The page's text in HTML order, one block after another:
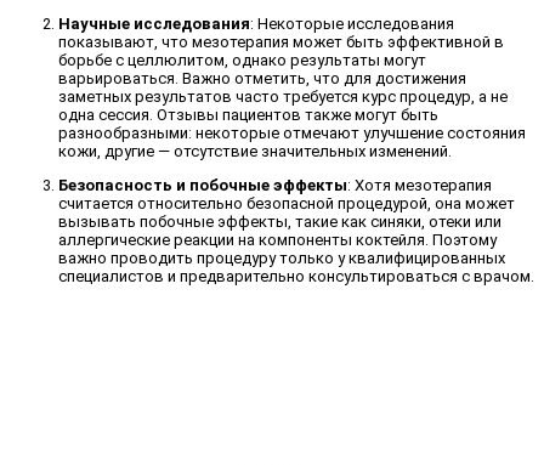
Научные исследования: Некоторые исследования
показывают, что мезотерапия может быть эффективной в
борьбе с целлюлитом, однако результаты могут
варьироваться. Важно отметить, что для достижения
заметных результатов часто требуется курс процедур, а не
одна сессия. Отзывы пациентов также могут быть
разнообразными: некоторые отмечают улучшение состояния
кожи, другие — отсутствие значительных изменений.
Безопасность и побочные эффекты: Хотя мезотерапия
считается относительно безопасной процедурой, она может
вызывать побочные эффекты, такие как синяки, отеки или
аллергические реакции на компоненты коктейля. Поэтому
важно проводить процедуру только у квалифицированных
специалистов и предварительно консультироваться с врачом.